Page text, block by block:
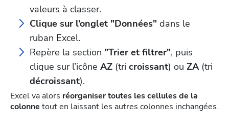
valeurs à classer.
Clique sur l’onglet "Données" dans le
ruban Excel.
Repère la section "Trier et filtrer", puis
clique sur l’icône AZ (tri croissant) ou ZA(tri
décroissant).
Excel va alors réorganiser toutes les cellules de la
colonne tout en laissant les autres colonnes inchangées.